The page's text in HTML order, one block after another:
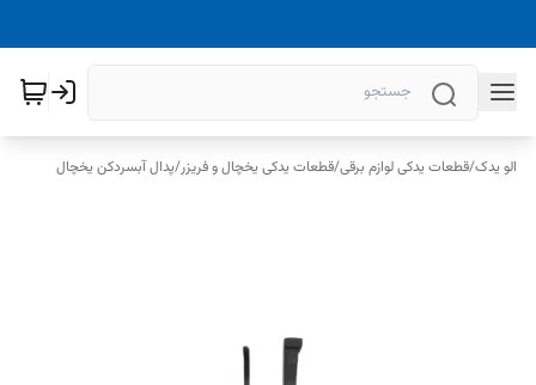
الو یدک/قطعات یدکی لوازم برقی/قطعات یدکی یخچال و فریزر/پدال آبسردکن یخچال